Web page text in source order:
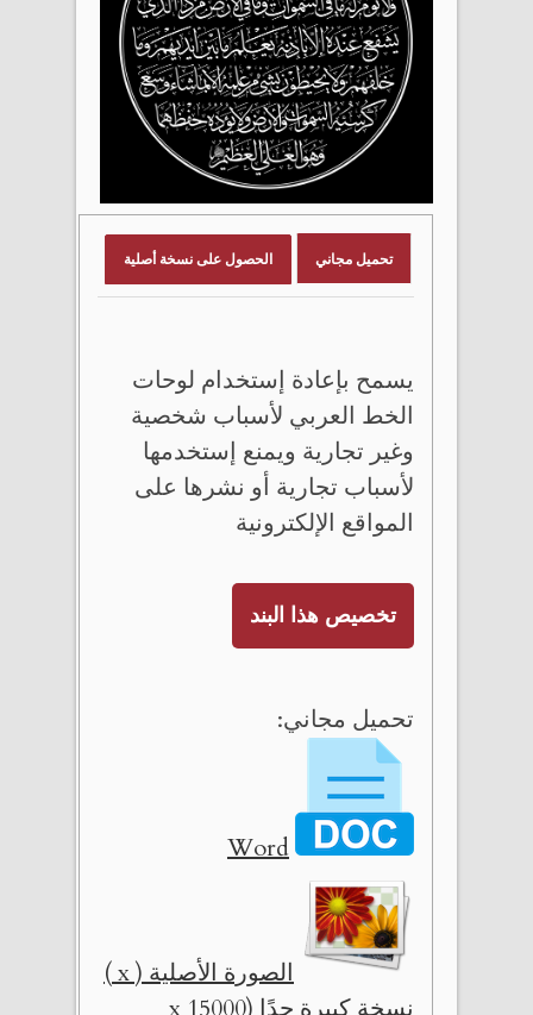
تحميل مجاني الحصول على نسخة أصلية
يسمح بإعادة إستخدام لوحات
الخط العربي لأسباب شخصية
وغير تجارية ويمنع إستخدمها
لأسباب تجارية أو نشرها على
المواقع الإلكترونية
تخصيص هذا البند
تحميل مجاني:
Word
الصورة الأصلية ( x )
نسخة كبيرة جدًا (15000 x